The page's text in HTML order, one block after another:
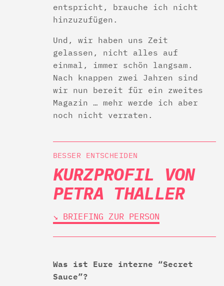
entspricht, brauche ich nicht
hinzuzufügen.
Und, wir haben uns Zeit
gelassen, nicht alles auf
einmal, immer schön langsam.
Nach knappen zwei Jahren sind
wir nun bereit für ein zweites
Magazin … mehr werde ich aber
noch nicht verraten.
BESSER ENTSCHEIDEN
KURZPROFIL VON
PETRA THALLER
↘︎ BRIEFING ZUR PERSON
Was ist Eure interne “Secret
Sauce”?